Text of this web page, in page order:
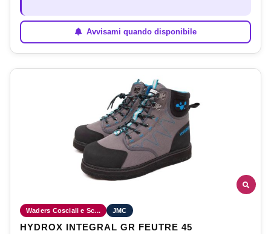
Avvisami quando disponibile
Waders Cosciali e Sc... JMC
HYDROX INTEGRAL GR FEUTRE 45